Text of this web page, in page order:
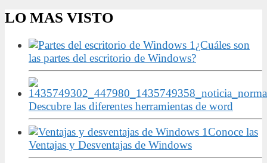
LO MAS VISTO
¿Cuáles son
las partes del escritorio de Windows?
Descubre las diferentes herramientas de word
Conoce las
Ventajas y Desventajas de Windows